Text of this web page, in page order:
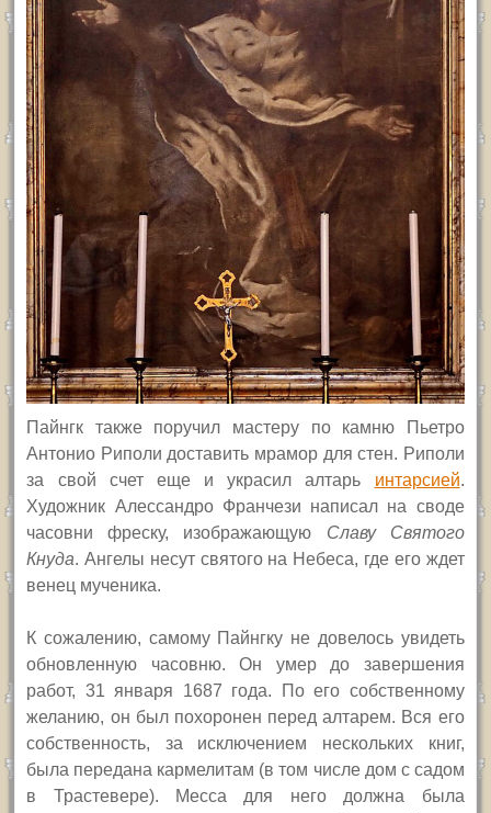
Пайнгк также поручил мастеру по камню Пьетро
Антонио Риполи доставить мрамор для стен. Риполи
за свой счет еще и украсил алтарь интарсией.
Художник Алессандро Франчези написал на своде
часовни фреску, изображающую Славу Святого
Кнуда. Ангелы несут святого на Небеса, где его ждет
венец мученика.
К сожалению, самому Пайнгку не довелось увидеть
обновленную часовню. Он умер до завершения
работ, 31 января 1687 года. По его собственному
желанию, он был похоронен перед алтарем. Вся его
собственность, за исключением нескольких книг,
была передана кармелитам (в том числе дом с садом
в Трастевере). Месса для него должна была